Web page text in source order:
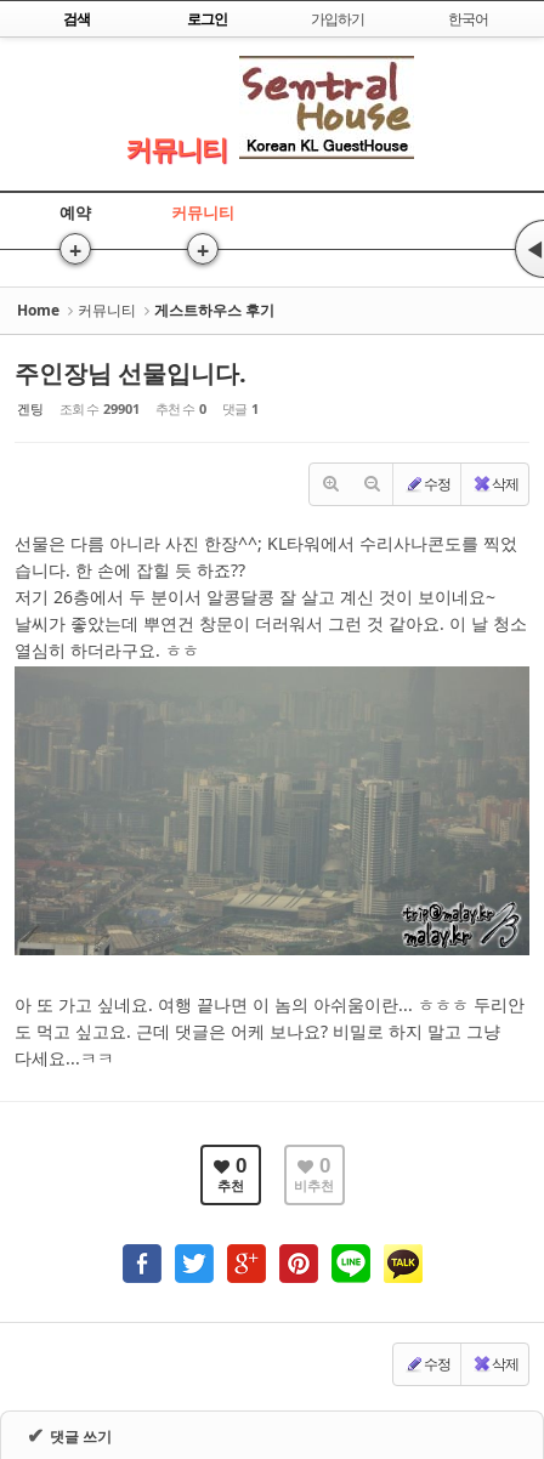
Skip to content
검색 로그인 가입하기 한국어
커뮤니티
예약
+
커뮤니티
+ ◀
Home 커뮤니티 게스트하우스 후기
주인장님 선물입니다.
겐팅 조회 수 29901 추천 수 0 댓글 1
수정 삭제
선물은 다름 아니라 사진 한장^^; KL타워에서 수리사나콘도를 찍었
습니다. 한 손에 잡힐 듯 하죠??
저기 26층에서 두 분이서 알콩달콩 잘 살고 계신 것이 보이네요~
날씨가 좋았는데 뿌연건 창문이 더러워서 그런 것 같아요. 이 날 청소
열심히 하더라구요. ㅎㅎ
아 또 가고 싶네요. 여행 끝나면 이 놈의 아쉬움이란... ㅎㅎㅎ 두리안
도 먹고 싶고요. 근데 댓글은 어케 보나요? 비밀로 하지 말고 그냥
다세요...ㅋㅋ
0
추천
0
비추천
수정 삭제
✔ 댓글 쓰기
Sketchbook5, 스케치북5
Sketchbook5, 스케치북5